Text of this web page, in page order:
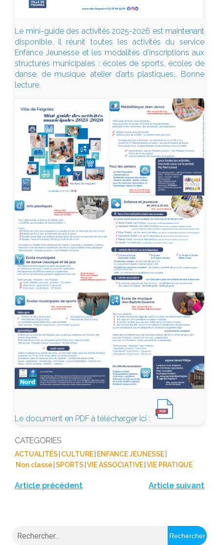
Le mini-guide des activités 2025-2026 est maintenant
disponible. Il réunit toutes les activités du service
Enfance Jeunesse et les modalités d’inscriptions aux
structures municipales : écoles de sports, écoles de
danse, de musique, atelier d’arts plastiques… Bonne
lecture.
Le document en PDF à télécharger ici :
CATEGORIES
ACTUALITÉS CULTURE ENFANCE JEUNESSE
Non classé SPORTS VIE ASSOCIATIVE VIE PRATIQUE
Article précédent Article suivant
Rechercher